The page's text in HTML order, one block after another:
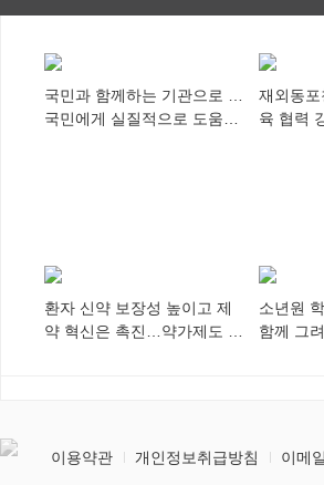
국민과 함께하는 기관으로 …
국민에게 실질적으로 도움이
재외동
육 협력
환자 신약 보장성 높이고 제
약 혁신은 촉진…약가제도 개
소년원
함께 그
이용약관 개인정보취급방침 이메